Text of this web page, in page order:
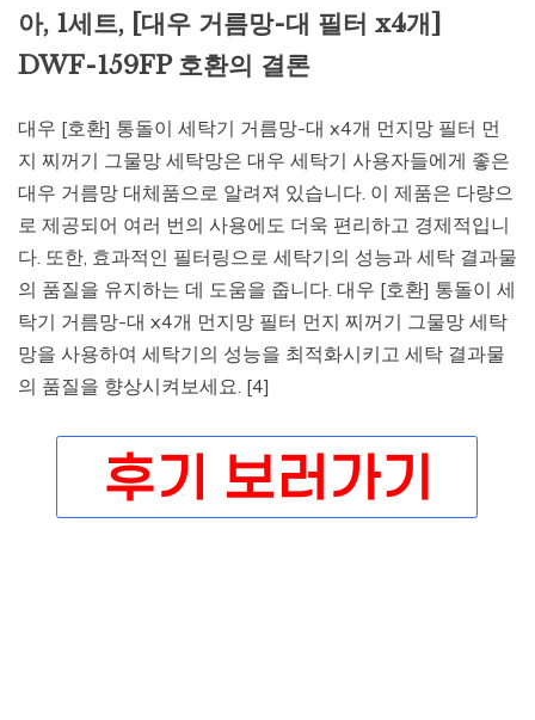
아, 1세트, [대우 거름망-대 필터 x4개]
DWF-159FP 호환의 결론
대우 [호환] 통돌이 세탁기 거름망-대 x4개 먼지망 필터 먼
지 찌꺼기 그물망 세탁망은 대우 세탁기 사용자들에게 좋은
대우 거름망 대체품으로 알려져 있습니다. 이 제품은 다량으
로 제공되어 여러 번의 사용에도 더욱 편리하고 경제적입니
다. 또한, 효과적인 필터링으로 세탁기의 성능과 세탁 결과물
의 품질을 유지하는 데 도움을 줍니다. 대우 [호환] 통돌이 세
탁기 거름망-대 x4개 먼지망 필터 먼지 찌꺼기 그물망 세탁
망을 사용하여 세탁기의 성능을 최적화시키고 세탁 결과물
의 품질을 향상시켜보세요. [4]